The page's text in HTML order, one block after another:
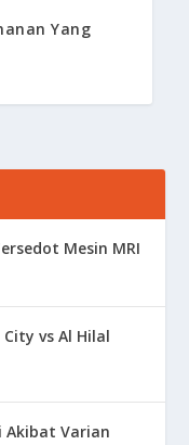
Yang
Mesin MRI
vs Al Hilal
Akibat Varian